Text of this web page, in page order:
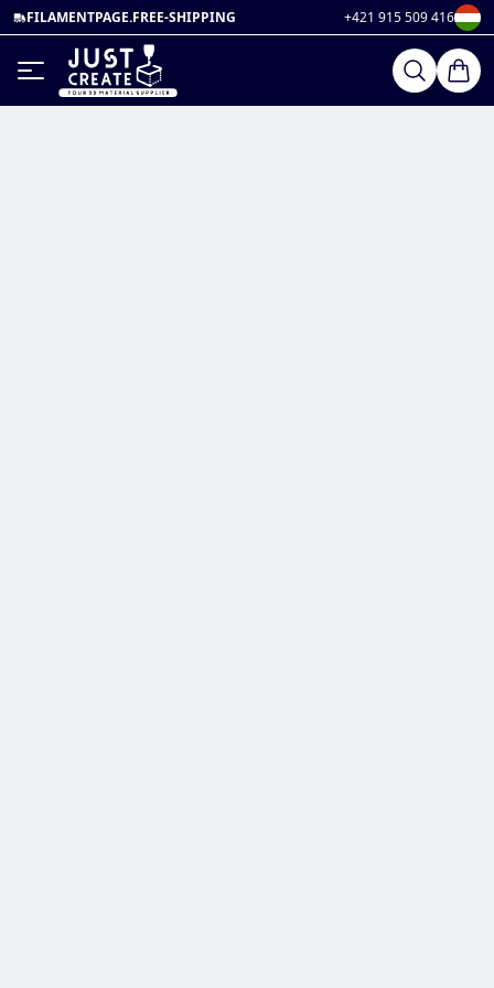
FILAMENTPAGE.FREE-SHIPPING +421 915 509 416